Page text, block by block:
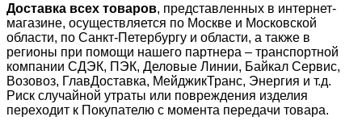
Доставка всех товаров, представленных в интернет-
магазине, осуществляется по Москве и Московской
области, по Санкт-Петербургу и области, а также в
регионы при помощи нашего партнера – транспортной
компании СДЭК, ПЭК, Деловые Линии, Байкал Сервис,
Возовоз, ГлавДоставка, МейджикТранс, Энергия и т.д.
Риск случайной утраты или повреждения изделия
переходит к Покупателю с момента передачи товара.